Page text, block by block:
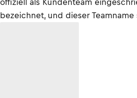
offiziell als Kundenteam
bezeichnet, und dieser